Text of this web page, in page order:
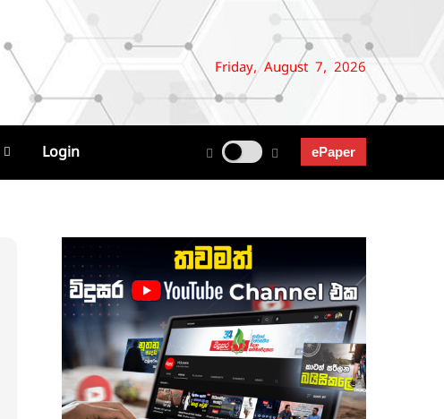
Friday, August 7, 2026
Login ePaper